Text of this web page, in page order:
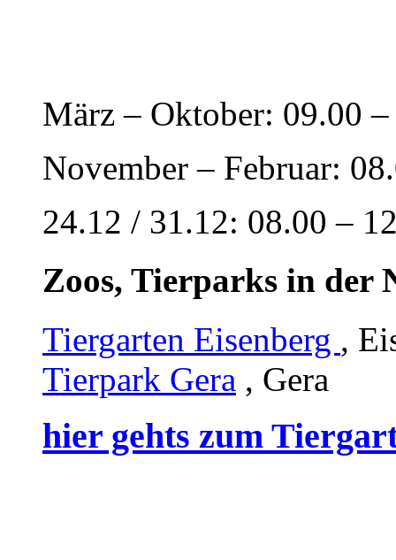
März – Oktober: 09.00
November – Februar:
24.12 / 31.12: 08.00 –
Zoos, Tierparks in der
Tiergarten Eisenberg ,
Tierpark Gera , Gera
hier gehts zum